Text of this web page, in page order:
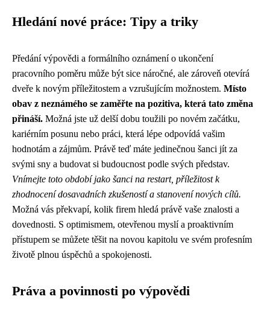
Hledání nové práce: Tipy a triky
Předání výpovědi a formálního oznámení o ukončení
pracovního poměru může být sice náročné, ale zároveň otevírá
dveře k novým příležitostem a vzrušujícím možnostem. Místo
obav z neznámého se zaměřte na pozitiva, která tato změna
přináší. Možná jste už delší dobu toužili po novém začátku,
kariérním posunu nebo práci, která lépe odpovídá vašim
hodnotám a zájmům. Právě teď máte jedinečnou šanci jít za
svými sny a budovat si budoucnost podle svých představ.
Vnímejte toto období jako šanci na restart, příležitost k
zhodnocení dosavadních zkušeností a stanovení nových cílů.
Možná vás překvapí, kolik firem hledá právě vaše znalosti a
dovednosti. S optimismem, otevřenou myslí a proaktivním
přístupem se můžete těšit na novou kapitolu ve svém profesním
životě plnou úspěchů a spokojenosti.
Práva a povinnosti po výpovědi